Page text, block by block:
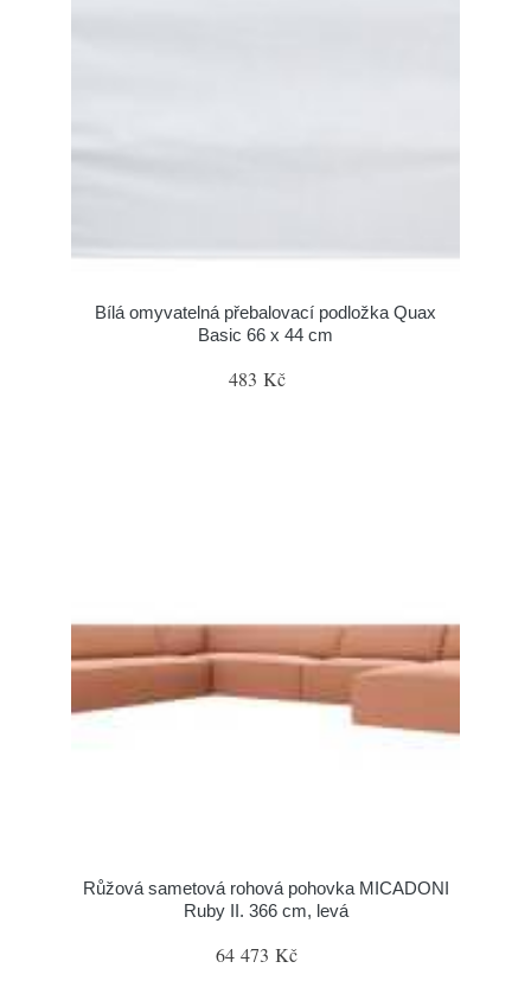
Bílá omyvatelná přebalovací podložka Quax
Basic 66 x 44 cm
483 Kč
Růžová sametová rohová pohovka MICADONI
Ruby II. 366 cm, levá
64 473 Kč